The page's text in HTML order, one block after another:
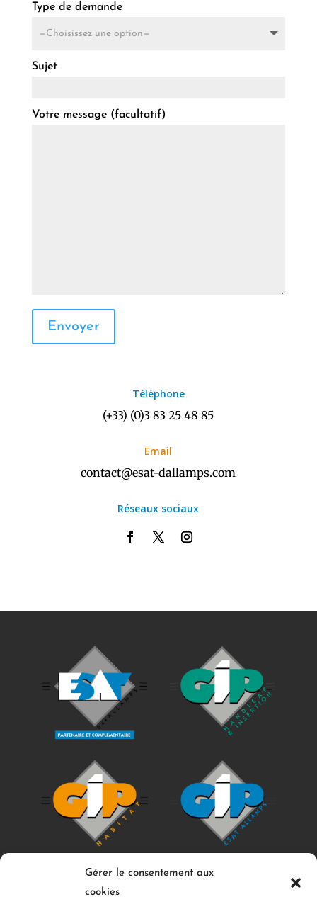
Gérer le consentement aux
cookies
Type de demande
Sujet
Votre message (facultatif)
Envoyer
Téléphone
(+33) (0)3 83 25 48 85
Email
contact@esat-dallamps.com
Réseaux sociaux